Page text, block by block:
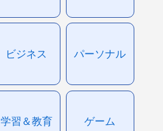
ビジネス パーソナル
学習＆教育 ゲーム